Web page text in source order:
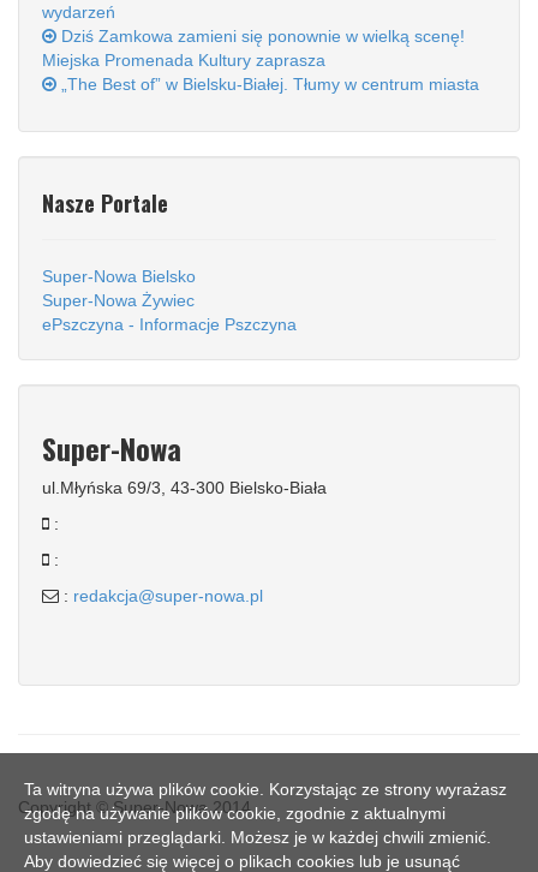
wydarzeń
Dziś Zamkowa zamieni się ponownie w wielką scenę!
Miejska Promenada Kultury zaprasza
„The Best of” w Bielsku-Białej. Tłumy w centrum miasta
Nasze Portale
Super-Nowa Bielsko
Super-Nowa Żywiec
ePszczyna - Informacje Pszczyna
Super-Nowa
ul.Młyńska 69/3, 43-300 Bielsko-Biała
:
:
: redakcja@super-nowa.pl
Copyright © Super-Nowa 2014
Ta witryna używa plików cookie. Korzystając ze strony wyrażasz
zgodę na używanie plików cookie, zgodnie z aktualnymi
ustawieniami przeglądarki. Możesz je w każdej chwili zmienić.
Aby dowiedzieć się więcej o plikach cookies lub je usunąć